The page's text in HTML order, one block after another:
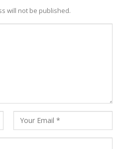
will not be published.